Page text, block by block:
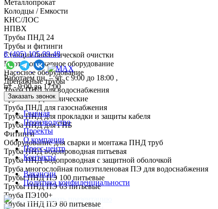
Металлопрокат
Колодцы / Емкости
КНС/ЛОС
НПВХ
Трубы ПНД 24
Трубы и фитинги
Cтанция биологической очистки
Противопожарное оборудование
Насосное оборудование
Дренажные трубы
Труба ПНД для водоснабжения
Трубы ПНД технические
Труба ПНД для газоснабжения
Труба ПНД для прокладки и защиты кабеля
Труба ПНД для ГНБ
Фитинги
Оборудование для сварки и монтажа ПНД труб
Труба ПНД водопроводная питьевая
Труба ПНД водопроводная с защитной оболочкой
Труба многослойная полиэтиленовая ПЭ для водоснабжения
Трубы ПНД ПЭ 100 питьевые
Трубы ПНД ПЭ 63 питьевые
Труба ПЭ100+
Трубы ПНД ПЭ 80 питьевые
8 (495) 105-99-48
Работаем пн. – чт. с 9:00 до 18:00 ,
пт - 9:00 до 17:00
Заказать звонок
Главная
Производство
Проекты
О компании
Пресс-центр
Контакты
Вакансии
Политика конфиденциальности
Скачать презентацию